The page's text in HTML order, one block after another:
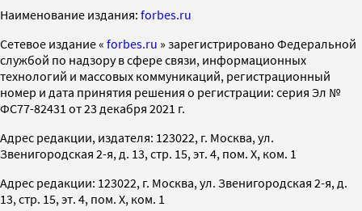
Наименование издания: forbes.ru
Cетевое издание « forbes.ru » зарегистрировано Федеральной
службой по надзору в сфере связи, информационных
технологий и массовых коммуникаций, регистрационный
номер и дата принятия решения о регистрации: серия Эл №
ФС77-82431 от 23 декабря 2021 г.
Адрес редакции, издателя: 123022, г. Москва, ул.
Звенигородская 2-я, д. 13, стр. 15, эт. 4, пом. X, ком. 1
Адрес редакции: 123022, г. Москва, ул. Звенигородская 2-я, д.
13, стр. 15, эт. 4, пом. X, ком. 1